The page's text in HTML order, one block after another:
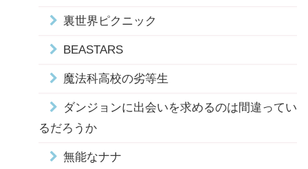
裏世界ピクニック
BEASTARS
魔法科高校の劣等生
ダンジョンに出会いを求めるのは間違ってい
るだろうか
無能なナナ